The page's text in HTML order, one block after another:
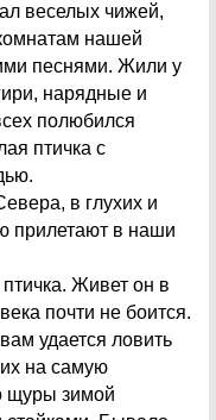
веселых чижей,
нашей
песнями. Жили у
нарядные и
полюбился
птичка с
в глухих и
прилетают в наши
Живет он в
почти не боится.
удается ловить
на самую
щуры зимой